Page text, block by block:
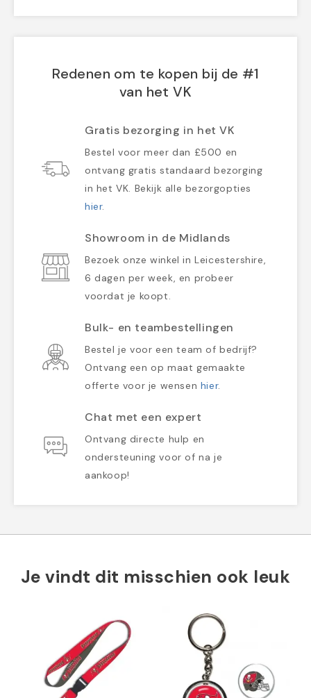
Redenen om te kopen bij de #1
van het VK
Gratis bezorging in het VK
Bestel voor meer dan £500 en
ontvang gratis standaard bezorging
in het VK. Bekijk alle bezorgopties
hier.
Showroom in de Midlands
Bezoek onze winkel in Leicestershire,
6 dagen per week, en probeer
voordat je koopt.
Bulk- en teambestellingen
Bestel je voor een team of bedrijf?
Ontvang een op maat gemaakte
offerte voor je wensen hier.
Chat met een expert
Ontvang directe hulp en
ondersteuning voor of na je
aankoop!
Je vindt dit misschien ook leuk